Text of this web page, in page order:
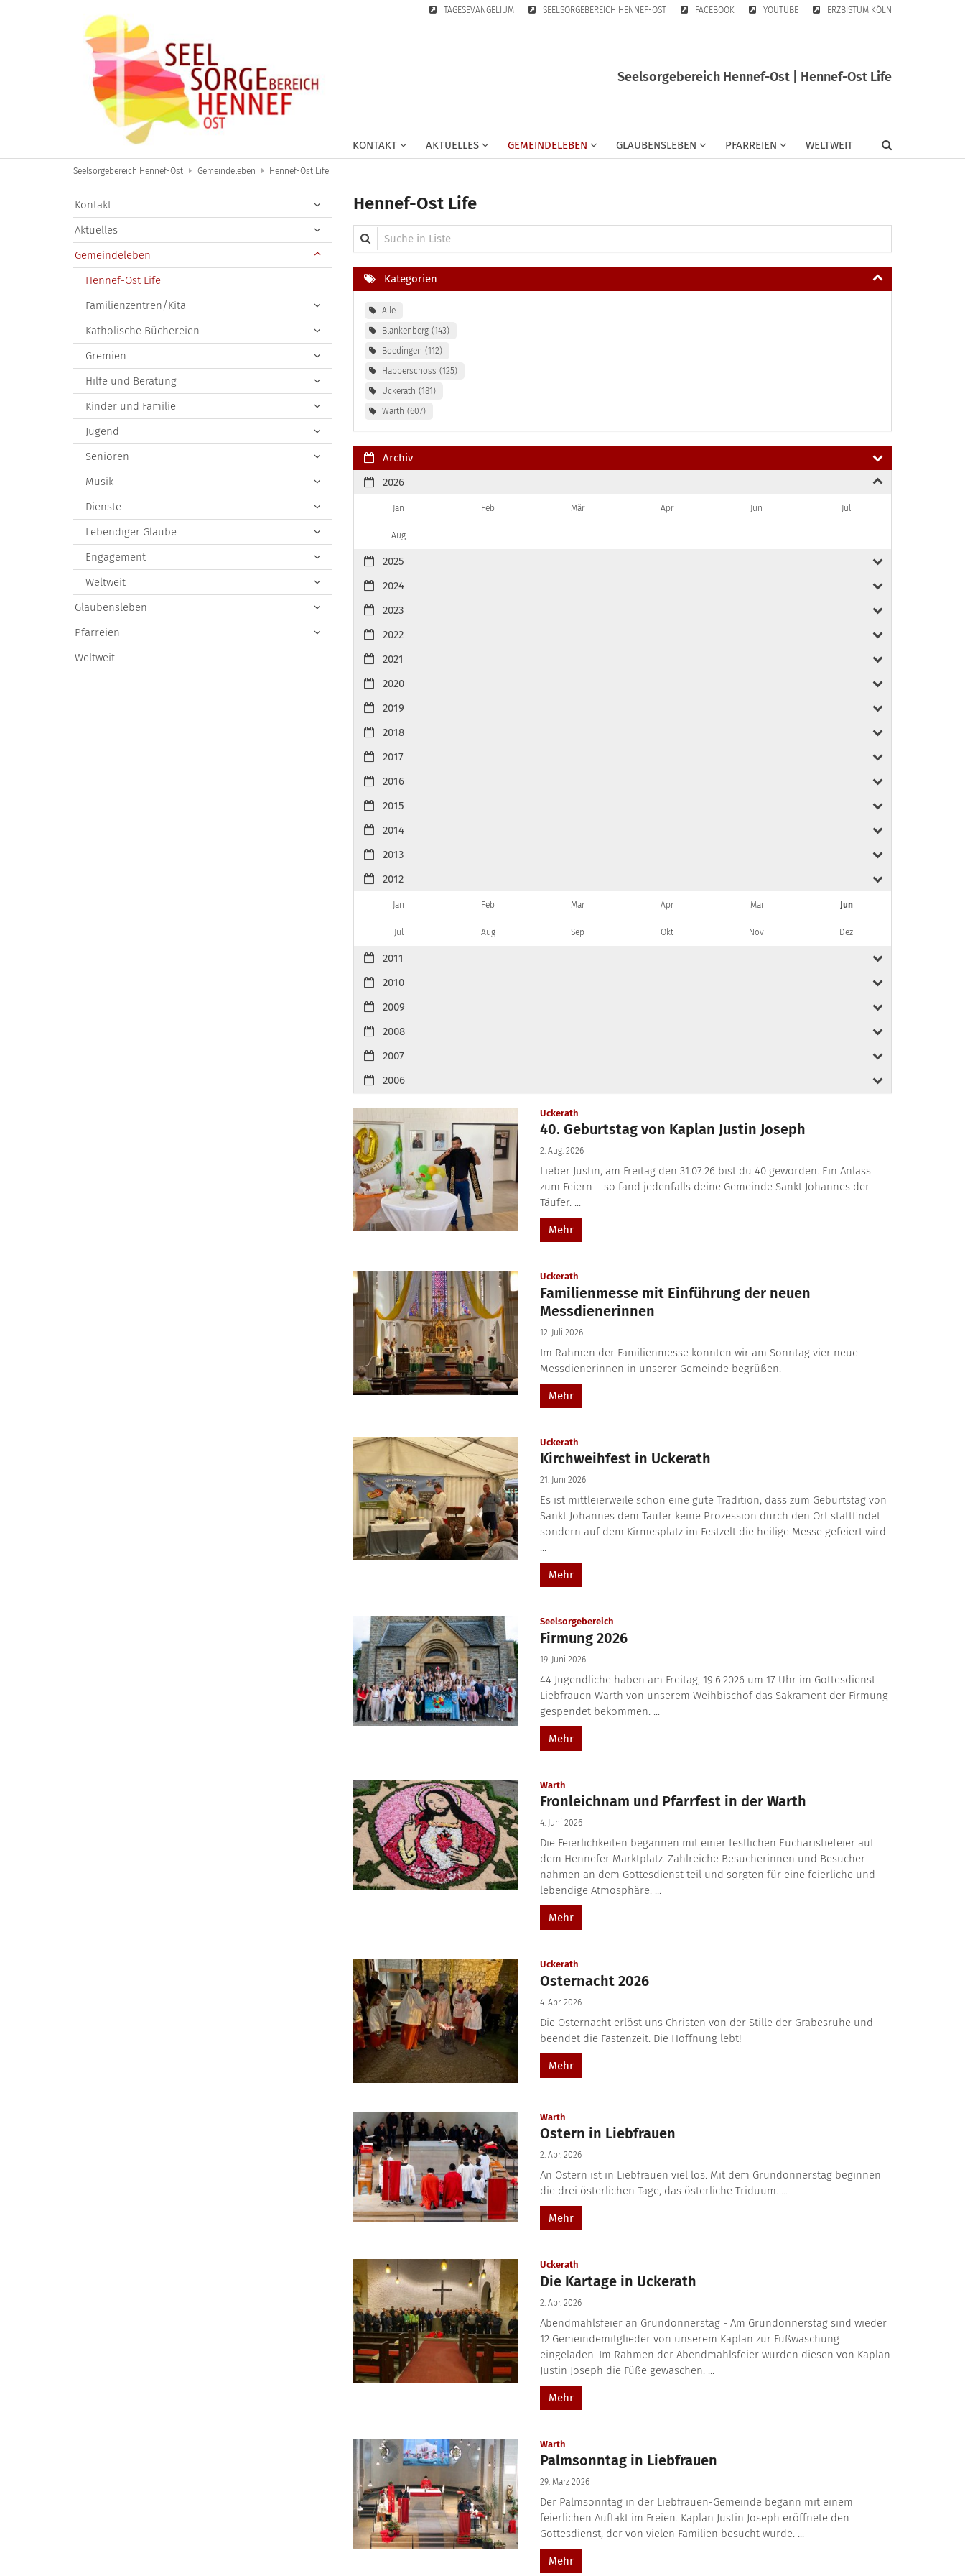
TAGESEVANGELIUM SEELSORGEBEREICH HENNEF-OST FACEBOOK YOUTUBE ERZBISTUM KÖLN
Seelsorgebereich Hennef-Ost | Hennef-Ost Life
KONTAKT AKTUELLES GEMEINDELEBEN GLAUBENSLEBEN PFARREIEN WELTWEIT
Seelsorgebereich Hennef-Ost Gemeindeleben Hennef-Ost Life
Hennef-Ost Life
Suche in Liste
Kategorien
Alle
Blankenberg 143
Boedingen
112
Happerschoss
125
Uckerath
181
Warth
607
Archiv
2026
Jan Feb Mär Apr Jun Jul
Aug
2025
2024
2023
2022
2021
2020
2019
2018
2017
2016
2015
2014
2013
2012
Jan Feb Mär Apr Mai Jun
Jul Aug Sep Okt Nov Dez
2011
2010
2009
2008
2007
2006
Uckerath
40. Geburtstag von Kaplan Justin Joseph
2. Aug. 2026
Lieber Justin, am Freitag den 31.07.26 bist du 40 geworden. Ein Anlass
zum Feiern – so fand jedenfalls deine Gemeinde Sankt Johannes der
Täufer. ...
Mehr
Uckerath
Familienmesse mit Einführung der neuen
Messdienerinnen
12. Juli 2026
Im Rahmen der Familienmesse konnten wir am Sonntag vier neue
Messdienerinnen in unserer Gemeinde begrüßen.
Mehr
Uckerath
Kirchweihfest in Uckerath
21. Juni 2026
Es ist mittleierweile schon eine gute Tradition, dass zum Geburtstag von
Sankt Johannes dem Täufer keine Prozession durch den Ort stattfindet
sondern auf dem Kirmesplatz im Festzelt die heilige Messe gefeiert wird.
...
Mehr
Seelsorgebereich
Firmung 2026
19. Juni 2026
44 Jugendliche haben am Freitag, 19.6.2026 um 17 Uhr im Gottesdienst
Liebfrauen Warth von unserem Weihbischof das Sakrament der Firmung
gespendet bekommen. ...
Mehr
Warth
Fronleichnam und Pfarrfest in der Warth
4. Juni 2026
Die Feierlichkeiten begannen mit einer festlichen Eucharistiefeier auf
dem Hennefer Marktplatz. Zahlreiche Besucherinnen und Besucher
nahmen an dem Gottesdienst teil und sorgten für eine feierliche und
lebendige Atmosphäre. ...
Mehr
Uckerath
Osternacht 2026
4. Apr. 2026
Die Osternacht erlöst uns Christen von der Stille der Grabesruhe und
beendet die Fastenzeit. Die Hoffnung lebt!
Mehr
Warth
Ostern in Liebfrauen
2. Apr. 2026
An Ostern ist in Liebfrauen viel los. Mit dem Gründonnerstag beginnen
die drei österlichen Tage, das österliche Triduum. ...
Mehr
Uckerath
Die Kartage in Uckerath
2. Apr. 2026
Abendmahlsfeier an Gründonnerstag - Am Gründonnerstag sind wieder
12 Gemeindemitglieder von unserem Kaplan zur Fußwaschung
eingeladen. Im Rahmen der Abendmahlsfeier wurden diesen von Kaplan
Justin Joseph die Füße gewaschen. ...
Mehr
Warth
Palmsonntag in Liebfrauen
29. März 2026
Der Palmsonntag in der Liebfrauen-Gemeinde begann mit einem
feierlichen Auftakt im Freien. Kaplan Justin Joseph eröffnete den
Gottesdienst, der von vielen Familien besucht wurde. ...
Mehr
Kontakt
Aktuelles
Gemeindeleben
Hennef-Ost Life
Familienzentren/Kita
Katholische Büchereien
Gremien
Hilfe und Beratung
Kinder und Familie
Jugend
Senioren
Musik
Dienste
Lebendiger Glaube
Engagement
Weltweit
Glaubensleben
Pfarreien
Weltweit